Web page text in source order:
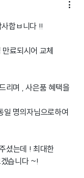

합ㅂ니다 !!
료되시어 교체
리며 , 사은품 혜택을
명의자님으로하여
셨는데 ! 최대한
습니다 ~!